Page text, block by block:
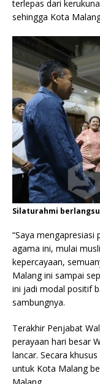
terlepas dari
sehingga Kota
Silaturahmi
“Saya
agama ini, mulai
kepercayaan,
Malang ini sampai
ini jadi modal positif
sambungnya.
Terakhir Penjabat
perayaan hari besar
lancar. Secara
untuk Kota Malang
Malang.